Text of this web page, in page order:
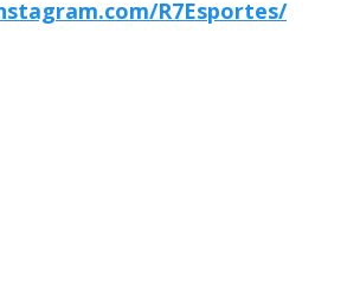
R7Esportes/